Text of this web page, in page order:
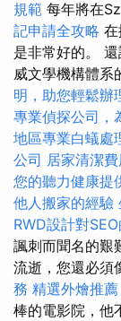
規範 每年將在
記申請全攻略
是非常好的。
威文學機構體系
明，助您輕鬆辦
專業偵探公司，
地區專業白蟻處
公司 居家清潔
您的聽力健康提
他人搬家的經驗
RWD設計對
諷刺而聞名的艱
流逝，您還必須
務 精選外燴推
棒的電影院，他